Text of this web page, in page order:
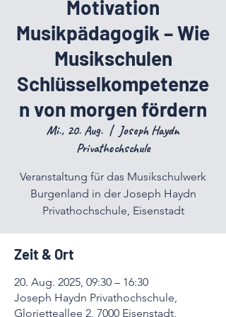
Motivation
Musikpädagogik – Wie
Musikschulen
Schlüsselkompetenze
n von morgen fördern
Mi., 20. Aug.
  |
Joseph Haydn
Privathochschule
Veranstaltung für das Musikschulwerk
Burgenland in der Joseph Haydn
Privathochschule, Eisenstadt
Zeit & Ort
20. Aug. 2025, 09:30 – 16:30
Joseph Haydn Privathochschule,
Glorietteallee 2, 7000 Eisenstadt,